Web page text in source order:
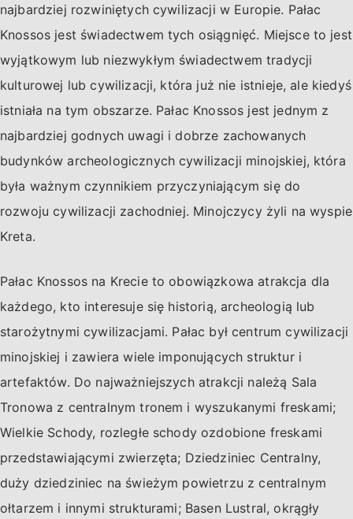
najbardziej rozwiniętych cywilizacji w Europie. Pałac
Knossos jest świadectwem tych osiągnięć. Miejsce to jest
wyjątkowym lub niezwykłym świadectwem tradycji
kulturowej lub cywilizacji, która już nie istnieje, ale kiedyś
istniała na tym obszarze. Pałac Knossos jest jednym z
najbardziej godnych uwagi i dobrze zachowanych
budynków archeologicznych cywilizacji minojskiej, która
była ważnym czynnikiem przyczyniającym się do
rozwoju cywilizacji zachodniej. Minojczycy żyli na wyspie
Kreta.
Pałac Knossos na Krecie to obowiązkowa atrakcja dla
każdego, kto interesuje się historią, archeologią lub
starożytnymi cywilizacjami. Pałac był centrum cywilizacji
minojskiej i zawiera wiele imponujących struktur i
artefaktów. Do najważniejszych atrakcji należą Sala
Tronowa z centralnym tronem i wyszukanymi freskami;
Wielkie Schody, rozległe schody ozdobione freskami
przedstawiającymi zwierzęta; Dziedziniec Centralny,
duży dziedziniec na świeżym powietrzu z centralnym
ołtarzem i innymi strukturami; Basen Lustral, okrągły